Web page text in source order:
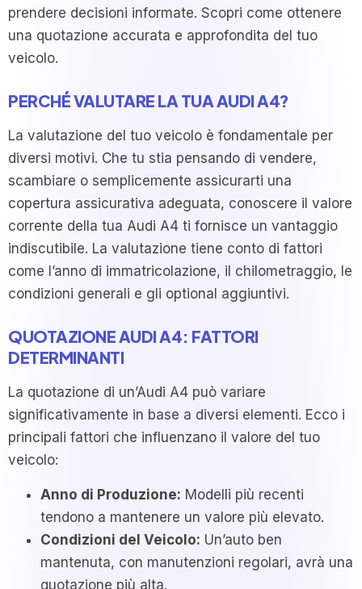
prendere decisioni informate. Scopri come ottenere
una quotazione accurata e approfondita del tuo
veicolo.
PERCHÉ VALUTARE LA TUA AUDI A4?
La valutazione del tuo veicolo è fondamentale per
diversi motivi. Che tu stia pensando di vendere,
scambiare o semplicemente assicurarti una
copertura assicurativa adeguata, conoscere il valore
corrente della tua Audi A4 ti fornisce un vantaggio
indiscutibile. La valutazione tiene conto di fattori
come l’anno di immatricolazione, il chilometraggio, le
condizioni generali e gli optional aggiuntivi.
QUOTAZIONE AUDI A4: FATTORI
DETERMINANTI
La quotazione di un’Audi A4 può variare
significativamente in base a diversi elementi. Ecco i
principali fattori che influenzano il valore del tuo
veicolo:
Anno di Produzione: Modelli più recenti
tendono a mantenere un valore più elevato.
Condizioni del Veicolo: Un’auto ben
mantenuta, con manutenzioni regolari, avrà una
quotazione più alta.